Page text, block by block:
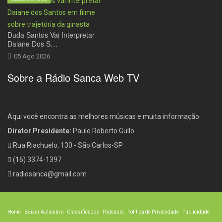
Duda Santos Vai Interpretar
Daiane Dos S…
05 Ago 2026
Sobre a Rádio Sanca Web TV
Aqui você encontra as melhores músicas e muita informação.
Diretor Presidente: Paulo Roberto Gullo
Rua Riachuelo, 130 - São Carlos-SP
(16) 3374-1397
radiosanca@gmail.com
Home Baixar Aplicativo Classificados Podcasts Política de Privacidade Publicidade